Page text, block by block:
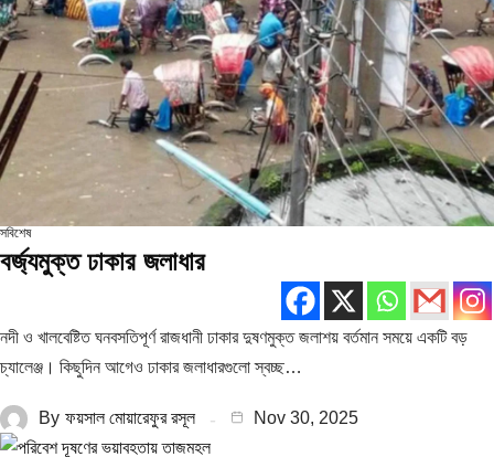
সবিশেষ
বর্জ্যমুক্ত ঢাকার জলাধার
নদী ও খালবেষ্টিত ঘনবসতিপূর্ণ রাজধানী ঢাকার দুষণমুক্ত জলাশয় বর্তমান সময়ে একটি বড়
চ্যালেঞ্জ। কিছুদিন আগেও ঢাকার জলাধারগুলো স্বচ্ছ…
By ফয়সাল মোয়ারেফুর রসূল Nov 30, 2025